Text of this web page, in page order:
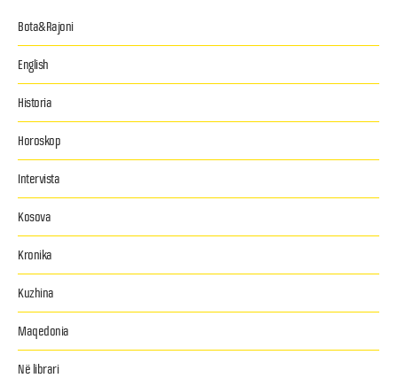
Bota&Rajoni
English
Historia
Horoskop
Intervista
Kosova
Kronika
Kuzhina
Maqedonia
Në librari